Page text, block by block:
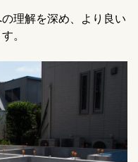
理解を深め、より良い
。